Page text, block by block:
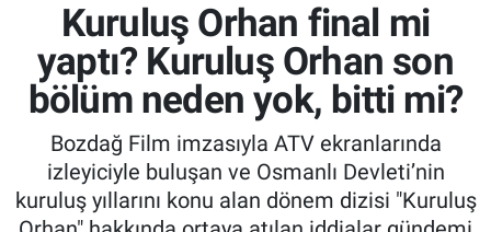
Kuruluş Orhan final mi
yaptı? Kuruluş Orhan son
bölüm neden yok, bitti mi?
Bozdağ Film imzasıyla ATV ekranlarında
izleyiciyle buluşan ve Osmanlı Devleti’nin
kuruluş yıllarını konu alan dönem dizisi "Kuruluş
İzmir Namaz Vakitleri
İzmir Trafik Yoğunluk Haritası
Süper Lig Puan Durumu ve Fikstür
Tüm Manşetler